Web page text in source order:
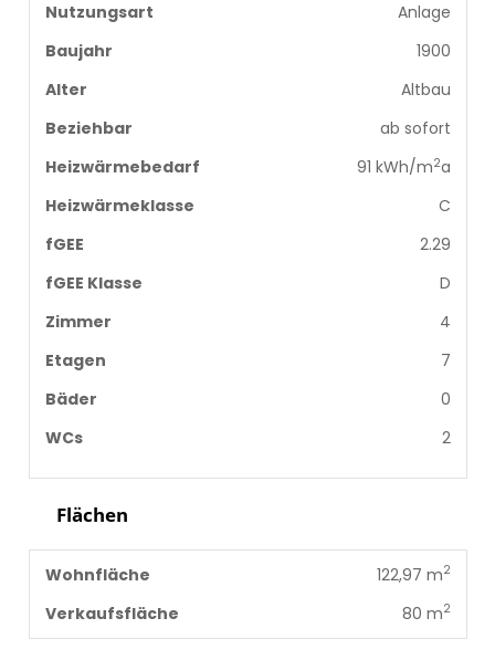
Nutzungsart
Anlage
Baujahr
1900
Alter
Altbau
Beziehbar
ab sofort
Heizwärmebedarf
91 kWh/m2a
Heizwärmeklasse
C
fGEE
2.29
fGEE Klasse
D
Zimmer
4
Etagen
7
Bäder
0
WCs
2
Flächen
Wohnfläche 122,97 m2
Verkaufsfläche 80 m2